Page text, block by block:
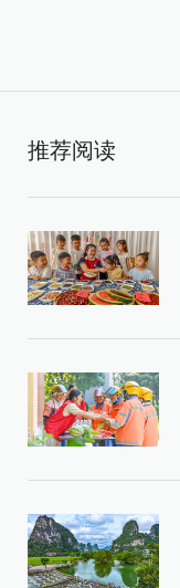
推荐阅读